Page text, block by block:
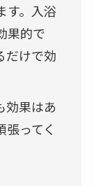
す。入浴
果的で
だけで効
効果はあ
ってく